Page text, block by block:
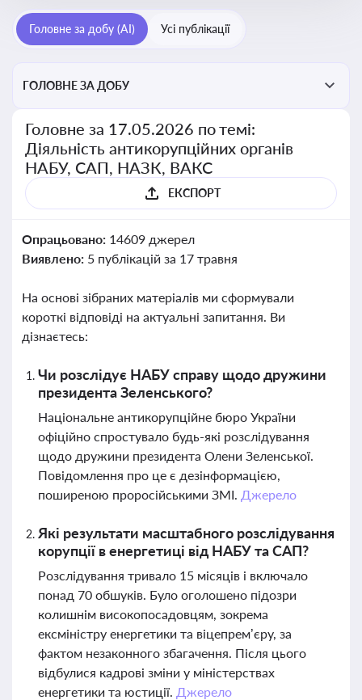
у державному управлінні та бізнесі
Головне за добу (AI) Усі публікації
ГОЛОВНЕ ЗА ДОБУ
Головне за 17.05.2026 по темі:
Діяльність антикорупційних органів
НАБУ, САП, НАЗК, ВАКС
ЕКСПОРТ
Опрацьовано: 14609 джерел
Виявлено: 5 публікацій за 17 травня
На основі зібраних матеріалів ми сформували
короткі відповіді на актуальні запитання. Ви
дізнаєтесь:
Чи розслідує НАБУ справу щодо дружини
президента Зеленського?
Національне антикорупційне бюро України
офіційно спростувало будь-які розслідування
щодо дружини президента Олени Зеленської.
Повідомлення про це є дезінформацією,
поширеною проросійськими ЗМІ. Джерело
Які результати масштабного розслідування
корупції в енергетиці від НАБУ та САП?
Розслідування тривало 15 місяців і включало
понад 70 обшуків. Було оголошено підозри
колишнім високопосадовцям, зокрема
ексміністру енергетики та віцепрем’єру, за
фактом незаконного збагачення. Після цього
відбулися кадрові зміни у міністерствах
енергетики та юстиції. Джерело